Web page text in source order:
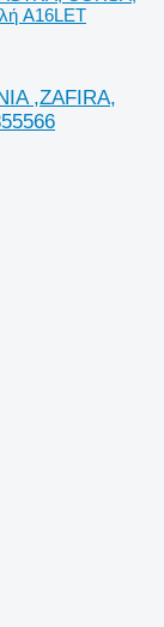
A16LET
,ZAFIRA,